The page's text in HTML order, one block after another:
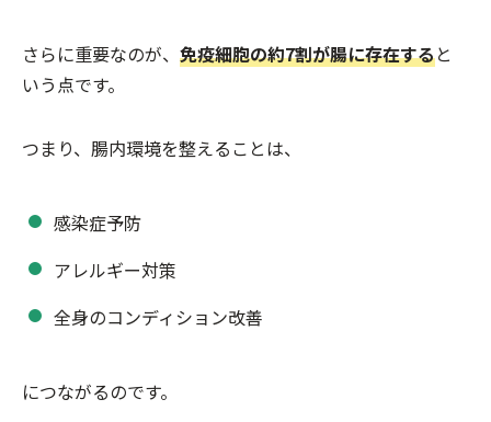
さらに重要なのが、 免疫細胞の約7割が腸に存在すると
いう点です。
つまり、腸内環境を整えることは、
感染症予防
アレルギー対策
全身のコンディション改善
につながるのです。